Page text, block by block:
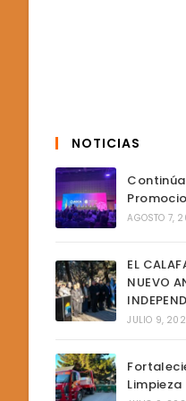
NOTICIAS
AGOSTO 7,
EL
NUEVO
JULIO 9,
Limpieza